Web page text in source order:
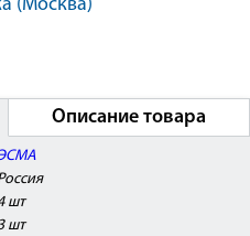
(Москва)
Описание товара
шт
шт